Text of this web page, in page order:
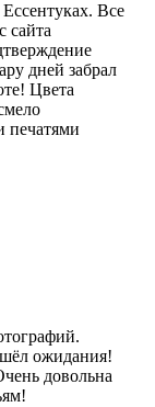
Все
сайта
дней забрал
Цвета
печатями
ожидания!
довольна